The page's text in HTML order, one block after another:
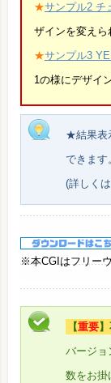
★サンプル2 チ
ザインを変えら
★サンプル3
1の様にデザイ
★結果表
できます
(詳しく
※本CGIはフリー
【重要】
バージョ
数をお掛